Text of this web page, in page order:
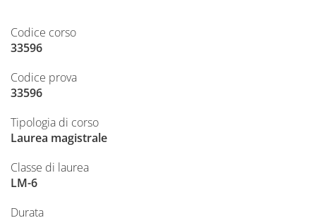
Codice corso
33596
Codice prova
33596
Tipologia di corso
Laurea magistrale
Classe di laurea
LM-6
Durata